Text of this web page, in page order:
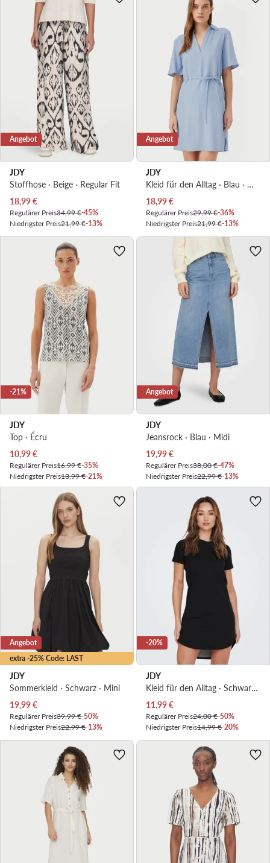
Angebot
JDY
Stoffhose · Beige · Regular Fit
Aktueller Preis
18,99€
Regulärer Preis34,99 €-45%
Niedrigster Preis21,99 €-13%
Angebot
JDY
Kleid für den Alltag · Blau · Mini
Aktueller Preis
18,99€
Regulärer Preis29,99 €-36%
Niedrigster Preis21,99 €-13%
-21%
JDY
Top · Écru
Aktueller Preis
10,99€
Regulärer Preis16,99 €-35%
Niedrigster Preis13,99 €-21%
Angebot
JDY
Jeansrock · Blau · Midi
Aktueller Preis
19,99€
Regulärer Preis38,00 €-47%
Niedrigster Preis22,99 €-13%
extra -25% Code: LAST
Angebot
JDY
Sommerkleid · Schwarz · Mini
Aktueller Preis
19,99€
Regulärer Preis39,99 €-50%
Niedrigster Preis22,99 €-13%
-20%
JDY
Kleid für den Alltag · Schwarz · Mini
Aktueller Preis
11,99€
Regulärer Preis24,00 €-50%
Niedrigster Preis14,99 €-20%